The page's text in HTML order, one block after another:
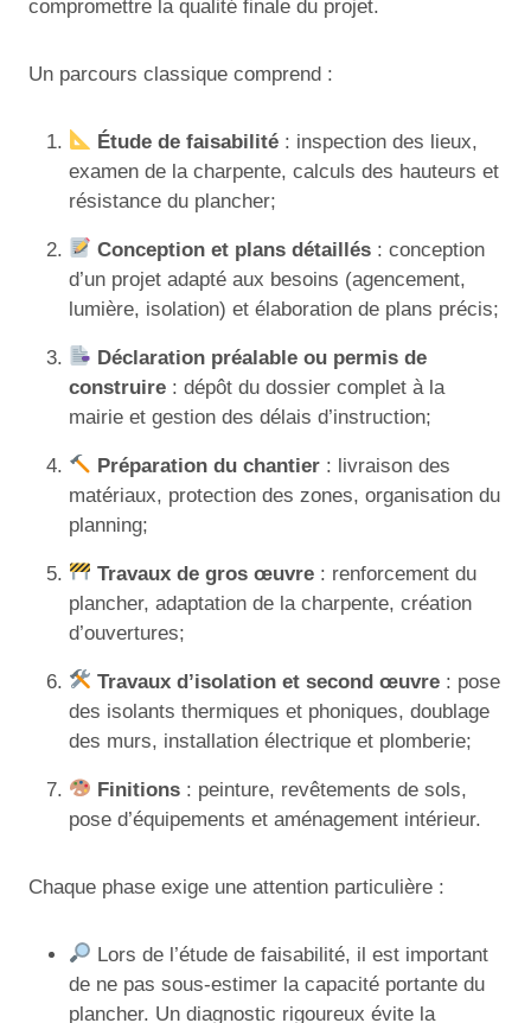
compromettre la qualité finale du projet.
Un parcours classique comprend :
Étude de faisabilité : inspection des lieux,
examen de la charpente, calculs des hauteurs et
résistance du plancher;
Conception et plans détaillés : conception
d’un projet adapté aux besoins (agencement,
lumière, isolation) et élaboration de plans précis;
Déclaration préalable ou permis de
construire : dépôt du dossier complet à la
mairie et gestion des délais d’instruction;
Préparation du chantier : livraison des
matériaux, protection des zones, organisation du
planning;
Travaux de gros œuvre : renforcement du
plancher, adaptation de la charpente, création
d’ouvertures;
Travaux d’isolation et second œuvre : pose
des isolants thermiques et phoniques, doublage
des murs, installation électrique et plomberie;
Finitions : peinture, revêtements de sols,
pose d’équipements et aménagement intérieur.
Chaque phase exige une attention particulière :
Lors de l’étude de faisabilité, il est important
de ne pas sous-estimer la capacité portante du
plancher. Un diagnostic rigoureux évite la